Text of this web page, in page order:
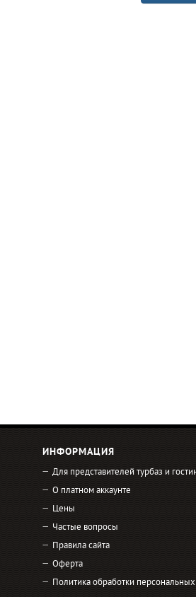
ИНФОРМАЦИЯ
Для представителей турбаз и
О платном аккаунте
Цены
Частые вопросы
Правила сайта
Оферта
Политика обработки